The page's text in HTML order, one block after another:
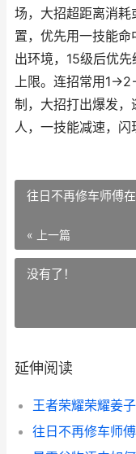
场，大招超距离消
置，优先用一技能
出环境，15级后优
上限。连招常用
制，大招打出爆发
人，一技能减速，闪
往日不再修车师傅
« 上一篇
没有了！
延伸阅读
往日不再修车师